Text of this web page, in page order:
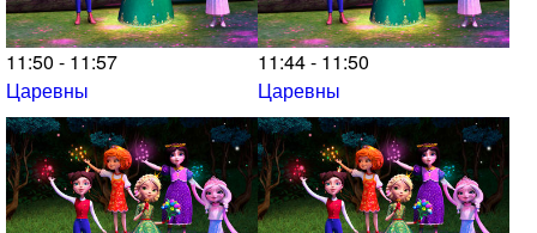
11:50 - 11:57
Царевны
11:44 - 11:50
Царевны